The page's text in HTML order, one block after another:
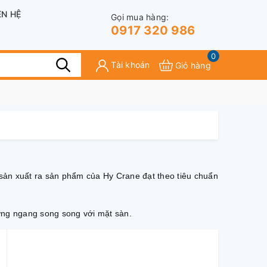
HỆ Gọi mua hàng:
0917 320 986
Tài khoản
0
Giỏ hàng
xuất ra sản phẩm của Hy Crane đạt theo tiêu chuẩn
ngang song song với mặt sàn.